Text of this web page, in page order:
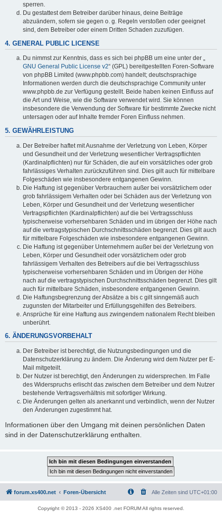
sperren.
Du gestattest dem Betreiber darüber hinaus, deine Beiträge
abzuändern, sofern sie gegen o. g. Regeln verstoßen oder geeignet
sind, dem Betreiber oder einem Dritten Schaden zuzufügen.
4. GENERAL PUBLIC LICENSE
Du nimmst zur Kenntnis, dass es sich bei phpBB um eine unter der „
GNU General Public License v2“ (GPL) bereitgestellten Foren-Software
von phpBB Limited (www.phpbb.com) handelt; deutschsprachige
Informationen werden durch die deutschsprachige Community unter
www.phpbb.de zur Verfügung gestellt. Beide haben keinen Einfluss auf
die Art und Weise, wie die Software verwendet wird. Sie können
insbesondere die Verwendung der Software für bestimmte Zwecke nicht
untersagen oder auf Inhalte fremder Foren Einfluss nehmen.
5. GEWÄHRLEISTUNG
Der Betreiber haftet mit Ausnahme der Verletzung von Leben, Körper
und Gesundheit und der Verletzung wesentlicher Vertragspflichten
(Kardinalpflichten) nur für Schäden, die auf ein vorsätzliches oder grob
fahrlässiges Verhalten zurückzuführen sind. Dies gilt auch für mittelbare
Folgeschäden wie insbesondere entgangenen Gewinn.
Die Haftung ist gegenüber Verbrauchern außer bei vorsätzlichem oder
grob fahrlässigem Verhalten oder bei Schäden aus der Verletzung von
Leben, Körper und Gesundheit und der Verletzung wesentlicher
Vertragspflichten (Kardinalpflichten) auf die bei Vertragsschluss
typischerweise vorhersehbaren Schäden und im übrigen der Höhe nach
auf die vertragstypischen Durchschnittsschäden begrenzt. Dies gilt auch
für mittelbare Folgeschäden wie insbesondere entgangenen Gewinn.
Die Haftung ist gegenüber Unternehmern außer bei der Verletzung von
Leben, Körper und Gesundheit oder vorsätzlichem oder grob
fahrlässigem Verhalten des Betreibers auf die bei Vertragsschluss
typischerweise vorhersehbaren Schäden und im Übrigen der Höhe
nach auf die vertragstypischen Durchschnittsschäden begrenzt. Dies gilt
auch für mittelbare Schäden, insbesondere entgangenen Gewinn.
Die Haftungsbegrenzung der Absätze a bis c gilt sinngemäß auch
zugunsten der Mitarbeiter und Erfüllungsgehilfen des Betreibers.
Ansprüche für eine Haftung aus zwingendem nationalem Recht bleiben
unberührt.
6. ÄNDERUNGSVORBEHALT
Der Betreiber ist berechtigt, die Nutzungsbedingungen und die
Datenschutzerklärung zu ändern. Die Änderung wird dem Nutzer per E-
Mail mitgeteilt.
Der Nutzer ist berechtigt, den Änderungen zu widersprechen. Im Falle
des Widerspruchs erlischt das zwischen dem Betreiber und dem Nutzer
bestehende Vertragsverhältnis mit sofortiger Wirkung.
Die Änderungen gelten als anerkannt und verbindlich, wenn der Nutzer
den Änderungen zugestimmt hat.
Informationen über den Umgang mit deinen persönlichen Daten
sind in der Datenschutzerklärung enthalten.
forum.xs400.net Foren-Übersicht Alle Zeiten sind UTC+01:00
Copyright © 2013 - 2026 XS400 .net FORUM All rights reserved.